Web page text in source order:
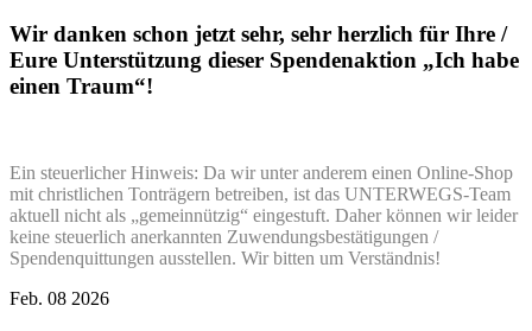
Wir danken schon jetzt sehr, sehr herzlich für Ihre /
Eure Unterstützung dieser Spendenaktion „Ich habe
einen Traum“!
Ein steuerlicher Hinweis: Da wir unter anderem einen Online-Shop
mit christlichen Tonträgern betreiben, ist das UNTERWEGS-Team
aktuell nicht als „gemeinnützig“ eingestuft. Daher können wir leider
keine steuerlich anerkannten Zuwendungsbestätigungen /
Spendenquittungen ausstellen. Wir bitten um Verständnis!
Feb. 08 2026